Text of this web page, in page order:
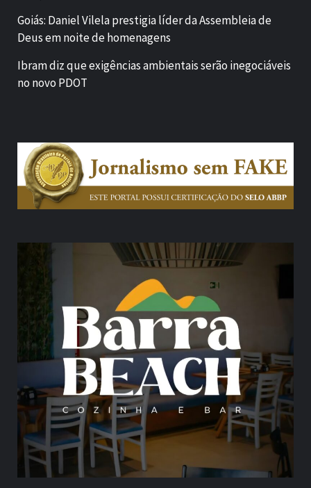
Goiás: Daniel Vilela prestigia líder da Assembleia de
Deus em noite de homenagens
Ibram diz que exigências ambientais serão inegociáveis
no novo PDOT